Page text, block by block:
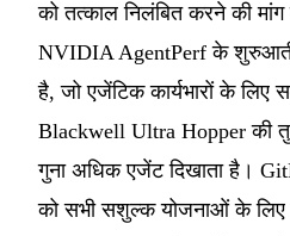
को तत्काल निलंबित करने की
NVIDIA AgentPerf के शुरुआती
है, जो एजेंटिक कार्यभारों के लिए
Blackwell Ultra Hopper की
गुना अधिक एजेंट दिखाता है।
को सभी सशुल्क योजनाओं के